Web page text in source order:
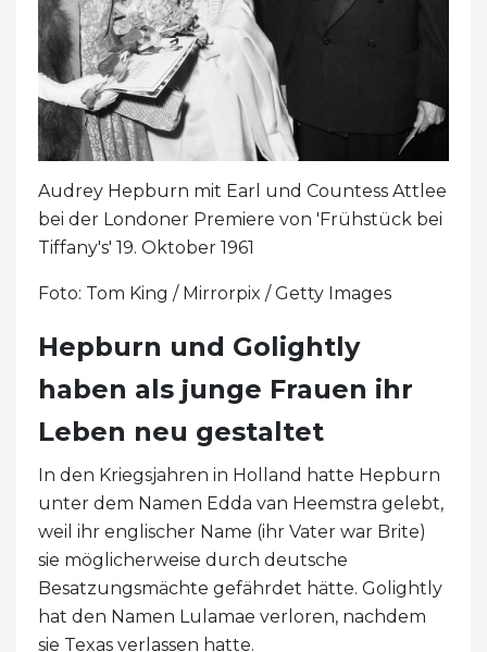
Audrey Hepburn mit Earl und Countess Attlee
bei der Londoner Premiere von 'Frühstück bei
Tiffany's' 19. Oktober 1961
Foto: Tom King / Mirrorpix / Getty Images
Hepburn und Golightly
haben als junge Frauen ihr
Leben neu gestaltet
In den Kriegsjahren in Holland hatte Hepburn
unter dem Namen Edda van Heemstra gelebt,
weil ihr englischer Name (ihr Vater war Brite)
sie möglicherweise durch deutsche
Besatzungsmächte gefährdet hätte. Golightly
hat den Namen Lulamae verloren, nachdem
sie Texas verlassen hatte.